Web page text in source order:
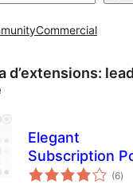
Commercial
d’extensions: lead
Elegant
Subscription
(6)